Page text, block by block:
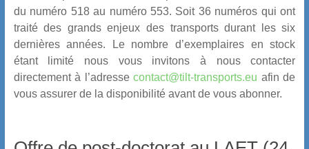
du numéro 518 au numéro 553. Soit 36 numéros qui ont
traité des grands enjeux des transports durant les six
dernières années. Le nombre d’exemplaires en stock
étant limité nous vous invitons à nous contacter
directement à l’adressecontact@tilt-transports.eu afin de
vous assurer de la disponibilité avant de vous abonner.